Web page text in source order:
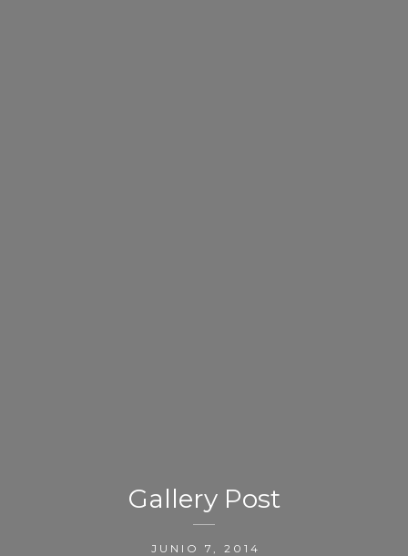
Gallery Post
JUNIO 7, 2014